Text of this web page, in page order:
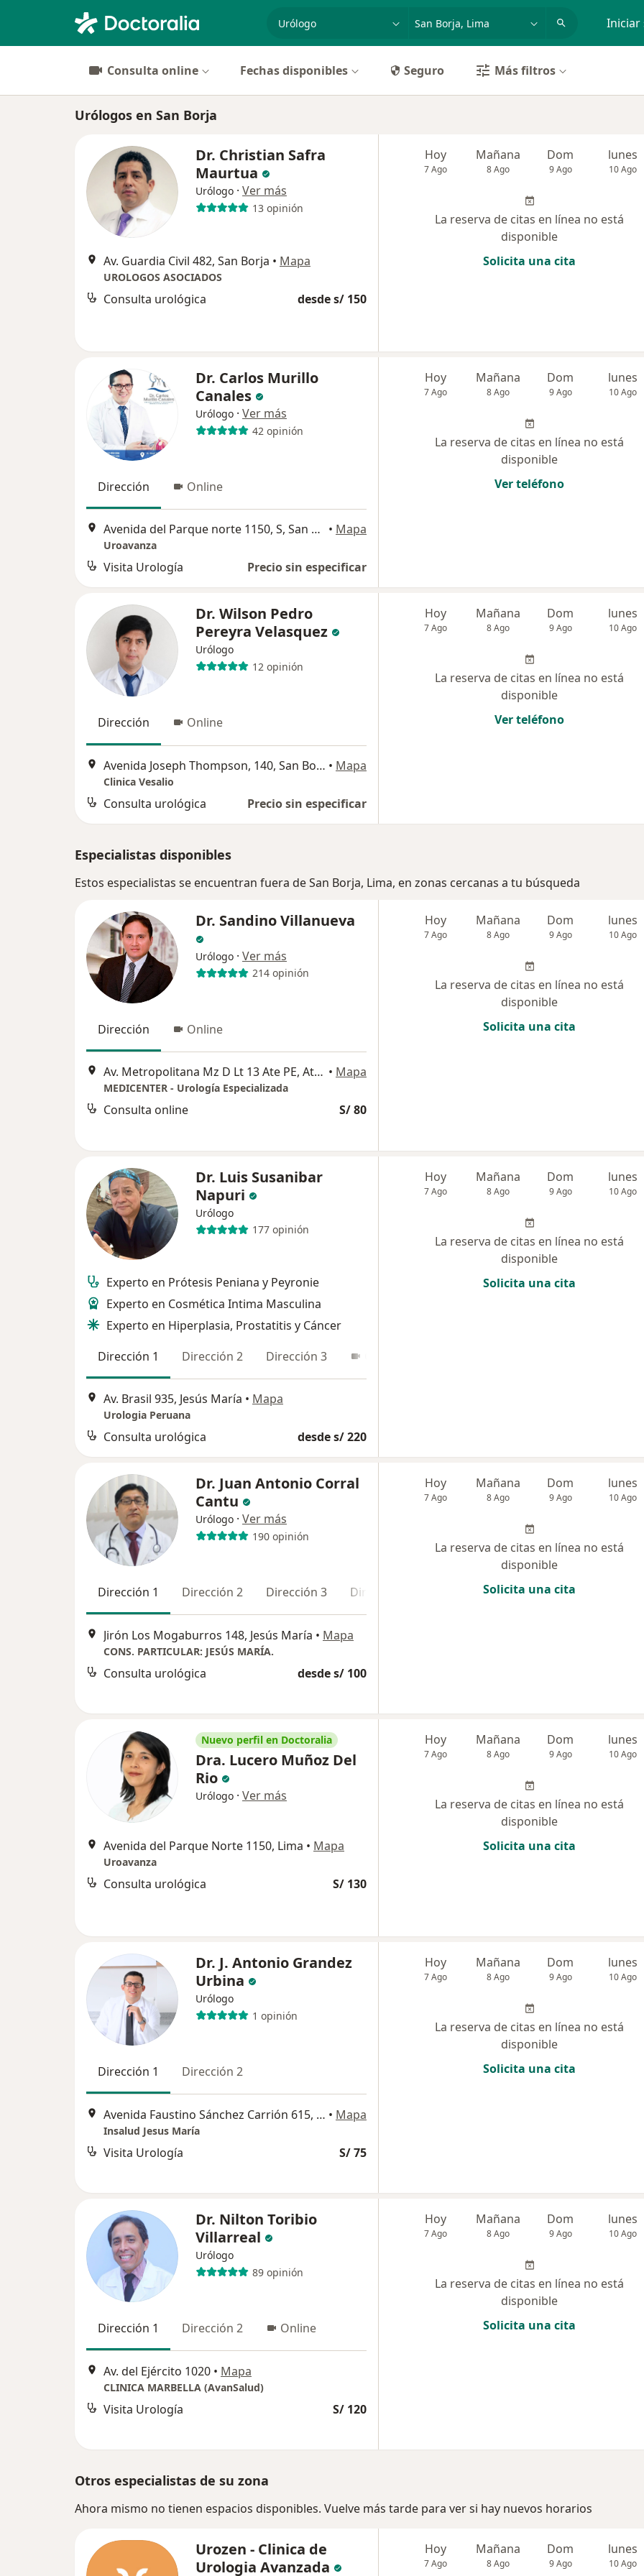
especialidad, enfermedad o nombre Iniciar
Consulta online Fechas disponibles Seguro Más filtros
Urólogos en San Borja
Dr. Christian Safra
Maurtua
Urólogo · Ver más
13 opinión
Av. Guardia Civil 482, San Borja • Mapa
UROLOGOS ASOCIADOS
Consulta urológica desde s/ 150
Hoy
7 Ago
Mañana
8 Ago
Dom
9 Ago
lunes
10 Ago
La reserva de citas en línea no está
disponible
Solicita una cita
Dr. Carlos Murillo
Canales
Urólogo · Ver más
42 opinión
Dirección Online
Avenida del Parque norte 1150, S, San Borja • Mapa
Uroavanza
Visita Urología Precio sin especificar
Hoy
7 Ago
Mañana
8 Ago
Dom
9 Ago
lunes
10 Ago
La reserva de citas en línea no está
disponible
Ver teléfono
Dr. Wilson Pedro
Pereyra Velasquez
Urólogo
12 opinión
Dirección Online
Avenida Joseph Thompson, 140, San Borja • Mapa
Clinica Vesalio
Consulta urológica Precio sin especificar
Hoy
7 Ago
Mañana
8 Ago
Dom
9 Ago
lunes
10 Ago
La reserva de citas en línea no está
disponible
Ver teléfono
Especialistas disponibles
Estos especialistas se encuentran fuera de San Borja, Lima, en zonas cercanas a tu búsqueda
Dr. Sandino Villanueva
Urólogo · Ver más
214 opinión
Dirección Online
Av. Metropolitana Mz D Lt 13 Ate PE, Ate Vitarte • Mapa
MEDICENTER - Urología Especializada
Consulta online S/ 80
Hoy
7 Ago
Mañana
8 Ago
Dom
9 Ago
lunes
10 Ago
La reserva de citas en línea no está
disponible
Solicita una cita
Dr. Luis Susanibar
Napuri
Urólogo
177 opinión
Experto en Prótesis Peniana y Peyronie
Experto en Cosmética Intima Masculina
Experto en Hiperplasia, Prostatitis y Cáncer
Dirección 1
Dirección 2 Dirección 3
Av. Brasil 935, Jesús María • Mapa
Urologia Peruana
Consulta urológica desde s/ 220
Hoy
7 Ago
Mañana
8 Ago
Dom
9 Ago
lunes
10 Ago
La reserva de citas en línea no está
disponible
Solicita una cita
Dr. Juan Antonio Corral
Cantu
Urólogo · Ver más
190 opinión
Dirección 1 Dirección 2 Dirección 3 Dirección 4 Online
Jirón Los Mogaburros 148, Jesús María • Mapa
CONS. PARTICULAR: JESÚS MARÍA.
Consulta urológica desde s/ 100
Hoy
7 Ago
Mañana
8 Ago
Dom
9 Ago
lunes
10 Ago
La reserva de citas en línea no está
disponible
Solicita una cita
Nuevo perfil en Doctoralia
Dra. Lucero Muñoz Del
Rio
Urólogo · Ver más
Avenida del Parque Norte 1150, Lima • Mapa
Uroavanza
Consulta urológica S/ 130
Hoy
7 Ago
Mañana
8 Ago
Dom
9 Ago
lunes
10 Ago
La reserva de citas en línea no está
disponible
Solicita una cita
Dr. J. Antonio Grandez
Urbina
Urólogo
1 opinión
Dirección 1 Dirección 2
Avenida Faustino Sánchez Carrión 615, Jesús María • Mapa
Insalud Jesus María
Visita Urología S/ 75
Hoy
7 Ago
Mañana
8 Ago
Dom
9 Ago
lunes
10 Ago
La reserva de citas en línea no está
disponible
Solicita una cita
Dr. Nilton Toribio
Villarreal
Urólogo
89 opinión
Dirección 1 Dirección 2 Online
Av. del Ejército 1020 • Mapa
CLINICA MARBELLA (AvanSalud)
Visita Urología S/ 120
Hoy
7 Ago
Mañana
8 Ago
Dom
9 Ago
lunes
10 Ago
La reserva de citas en línea no está
disponible
Solicita una cita
Otros especialistas de su zona
Ahora mismo no tienen espacios disponibles. Vuelve más tarde para ver si hay nuevos horarios
Urozen - Clinica de
Urologia Avanzada
Hoy
7 Ago
Mañana
8 Ago
Dom
9 Ago
lunes
10 Ago